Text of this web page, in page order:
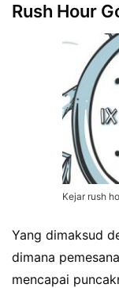
Rush Hour
Kejar rush
Yang dimaksud
dimana
mencapai